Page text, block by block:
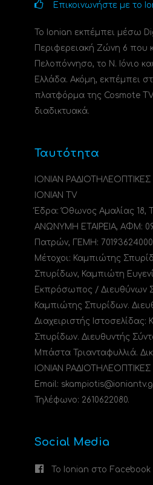
Επικοινωνήστε με το
Το Ionian εκπέμπει μέσω
Περιφερειακή Ζώνη 6 που
Πελοπόννησο, το N. Ιόνιο
Ελλάδα. Ακόμη, εκπέμπει
πλατφόρμα της Cosmote
διαδικτυακά.
Ταυτότητα
ΙΟΝΙΑΝ ΡΑΔΙΟΤΗΛΕΟΠΤΙΚΕΣ
IONIAN TV
Έδρα: Όθωνος Αμαλίας 18,
ΑΝΩΝΥΜΗ ΕΤΑΙΡΕΙΑ, ΑΦΜ:
Πατρών, ΓΕΜΗ: 70193624000.
Μέτοχοι: Καμπιώτης
Σπυρίδων, Καμπιώτη
Εκπρόσωπος / Διευθύνων
Καμπιώτης Σπυρίδων.
Διαχειριστής Ιστοσελίδας:
Σπυρίδων. Διευθυντής
Μπάστα Τριανταφυλλιά.
ΙΟΝΙΑΝ ΡΑΔΙΟΤΗΛΕΟΠΤΙΚΕΣ
Email:
Τηλέφωνο: 2610622080.
Social Media
Το Ionian στο Facebook